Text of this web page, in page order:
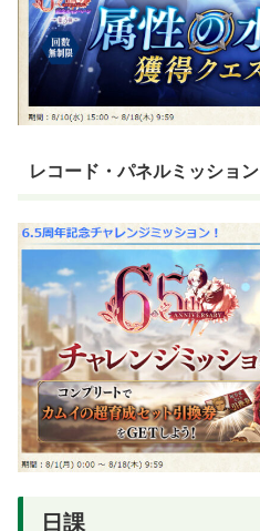
レコード・パネルミッション
日課